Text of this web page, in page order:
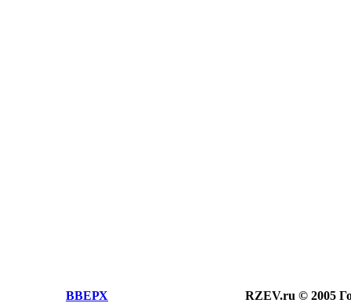
ВВЕРХ RZEV.ru © 2005